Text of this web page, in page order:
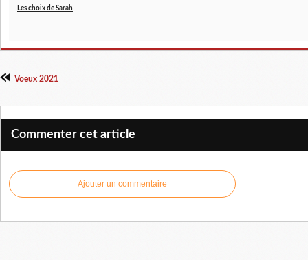
Les choix de Sarah
Voeux 2021
Commenter cet article
Ajouter un commentaire